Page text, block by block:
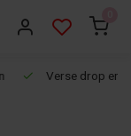
Verse drop en